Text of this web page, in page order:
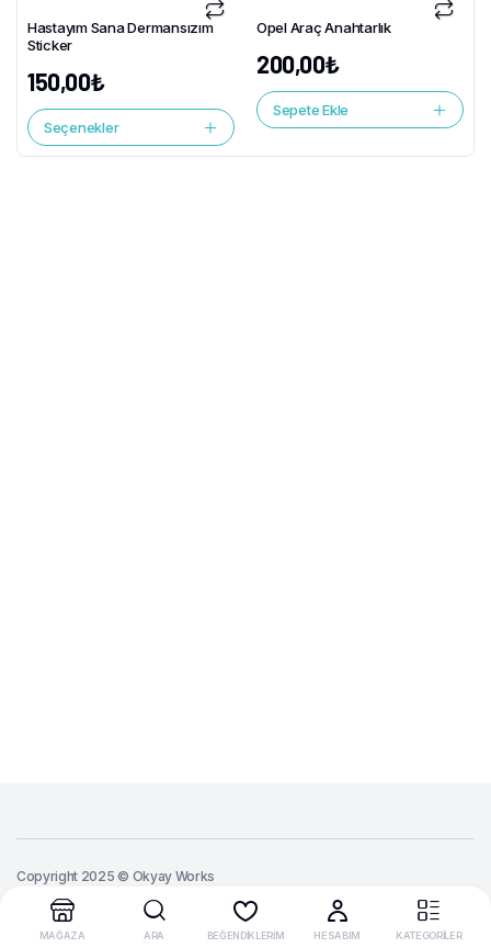
Hastayım Sana Dermansızım
Sticker
150,00₺
Seçenekler
Opel Araç Anahtarlık
200,00₺
Sepete Ekle
Copyright 2025 © Okyay Works
MAĞAZA ARA BEĞENDİKLERİM HESABIM KATEGORİLER